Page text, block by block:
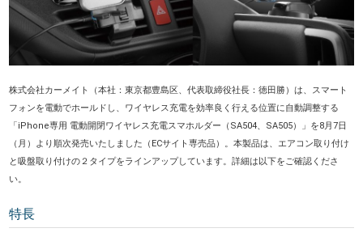
株式会社カーメイト（本社：東京都豊島区、代表取締役社長：徳田勝）は、スマート
フォンを電動でホールドし、ワイヤレス充電を効率良く行える位置に自動調整する
「iPhone専用 電動開閉ワイヤレス充電スマホルダー（SA504、SA505）」を8月7日
（月）より順次発売いたしました（ECサイト専売品）。本製品は、エアコン取り付け
と吸盤取り付けの２タイプをラインアップしています。詳細は以下をご確認くださ
い。
特長